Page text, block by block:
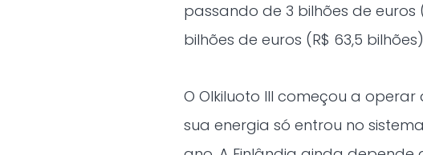
passando de 3 bilhões de euros
bilhões de euros (R$ 63,5
O Olkiluoto III começou a
sua energia só entrou no